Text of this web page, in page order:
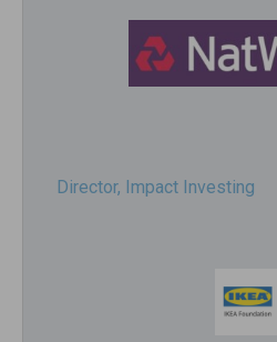
Director, Impact Investing